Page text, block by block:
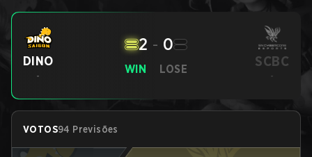
DINO
-
WIN
2 - 0
LOSE SCBC
-
VOTOS94 Previsões